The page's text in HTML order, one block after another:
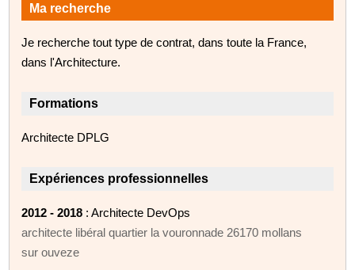
Ma recherche
Je recherche tout type de contrat, dans toute la France,
dans l'Architecture.
Formations
Architecte DPLG
Expériences professionnelles
2012 - 2018 : Architecte DevOps
architecte libéral quartier la vouronnade 26170 mollans
sur ouveze